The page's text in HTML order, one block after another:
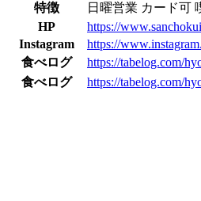
特徴
日曜営業 カード可
HP
https://
Instagram
https://
食べログ
https://tabelog.com/
食べログ
https://tabelog.com/